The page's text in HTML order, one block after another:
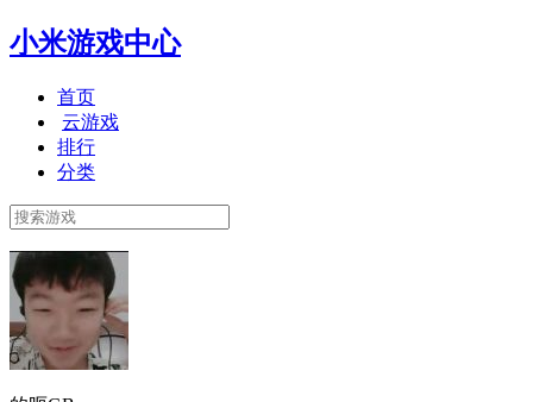
小米游戏中心
首页
云游戏
排行
分类